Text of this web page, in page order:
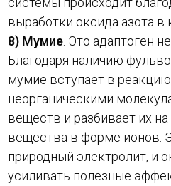
выработки оксида азота в
8) Мумие . Это адаптоген
Благодаря наличию
мумие вступает в
неорганическими
веществ и разбивает их
вещества в форме ионов.
природный электролит, и
усиливать полезные